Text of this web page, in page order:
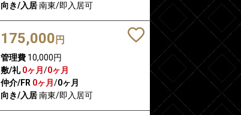
向き/入居南東/即入居可
175,000 円
管理費10,000円
敷/礼 0ヶ月 /0ヶ月
仲介/FR 0ヶ月 /0ヶ月
向き/入居南東/即入居可